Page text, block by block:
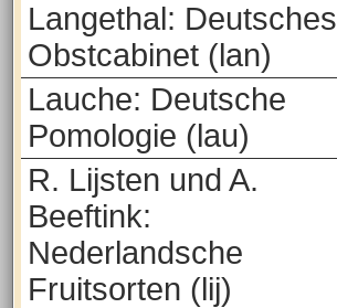
Langethal: Deutsches
Obstcabinet (lan)
Lauche: Deutsche
Pomologie (lau)
R. Lijsten und A.
Beeftink:
Nederlandsche
Fruitsorten (lij)